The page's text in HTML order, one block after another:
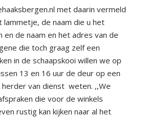
met daarin vermeld
lammetje, de naam die u het
de naam en het adres van de
die toch graag zelf een
in de schaapskooi willen we op
13 en 16 uur de deur op een
van dienst weten. ,,We
die voor de winkels
rustig kan kijken naar al het